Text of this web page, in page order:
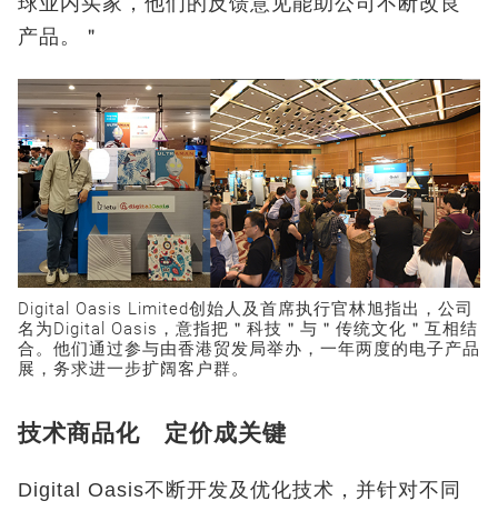
产品。＂
Digital Oasis Limited创始人及首席执行官林旭指出，公司
名为Digital Oasis，意指把＂科技＂与＂传统文化＂互相结
合。他们通过参与由香港贸发局举办，一年两度的电子产品
展，务求进一步扩阔客户群。
技术商品化 定价成关键
Digital Oasis不断开发及优化技术，并针对不同